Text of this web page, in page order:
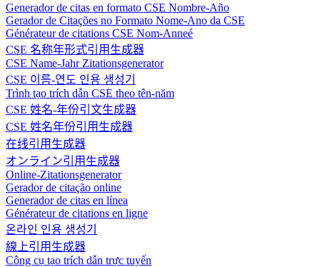
Generador de citas en formato CSE Nombre-Año
Gerador de Citações no Formato Nome-Ano da CSE
Générateur de citations CSE Nom-Anneé
CSE 名称年形式引用生成器
CSE Name-Jahr Zitationsgenerator
CSE 이름-연도 인용 생성기
Trình tạo trích dẫn CSE theo tên-năm
CSE 姓名-年份引文生成器
CSE 姓名年份引用生成器
在线引用生成器
オンライン引用生成器
Online-Zitationsgenerator
Gerador de citação online
Generador de citas en línea
Générateur de citations en ligne
온라인 인용 생성기
線上引用生成器
Công cụ tạo trích dẫn trực tuyến